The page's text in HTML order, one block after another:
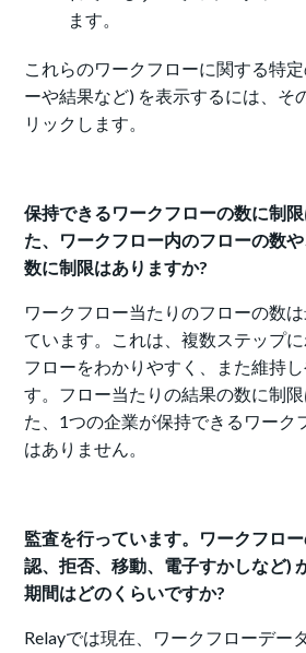
ます。
これらのワークフローに関する特
ーや結果など) を表示するには、そ
リックします。
保持できるワークフローの数に制
た、ワークフロー内のフローの数
数に制限はありますか?
ワークフロー当たりのフローの数
ています。これは、複数ステップ
フローをわかりやすく、また維持
す。フロー当たりの結果の数に制
た、1つの企業が保持できるワーク
はありません。
監査を行っています。ワークフロ
認、拒否、移動、電子すかしなど)
期間はどのくらいですか?
Relayでは現在、ワークフローデー